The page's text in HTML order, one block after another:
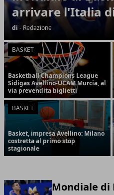
arrivare l'Italia
di - Redazione
BASKET
Basketball Champions League
Sidigas Avellino-UCAM Murcia, al
via prevendita biglietti
BASKET
Basket, impresa Avellino: Milano
costretta al primo stop
stagionale
Mondiale di